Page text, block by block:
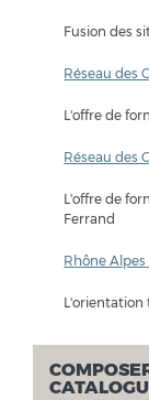
Fusion des
Réseau des
L'offre de
Réseau des
L'offre de
Ferrand
Rhône
L'orientation